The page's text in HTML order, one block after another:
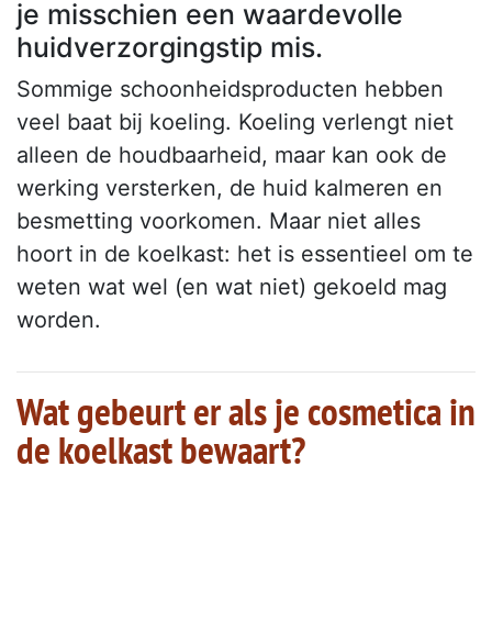
je misschien een waardevolle
huidverzorgingstip mis.
Sommige schoonheidsproducten hebben
veel baat bij koeling. Koeling verlengt niet
alleen de houdbaarheid, maar kan ook de
werking versterken, de huid kalmeren en
besmetting voorkomen. Maar niet alles
hoort in de koelkast: het is essentieel om te
weten wat wel (en wat niet) gekoeld mag
worden.
Wat gebeurt er als je cosmetica in
de koelkast bewaart?